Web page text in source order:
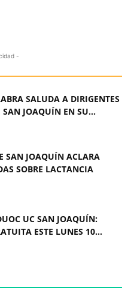
-
SALUDA A DIRIGENTES
SAN JOAQUÍN EN SU...
SAN JOAQUÍN ACLARA
SOBRE LACTANCIA
UC SAN JOAQUÍN:
ESTE LUNES 10...